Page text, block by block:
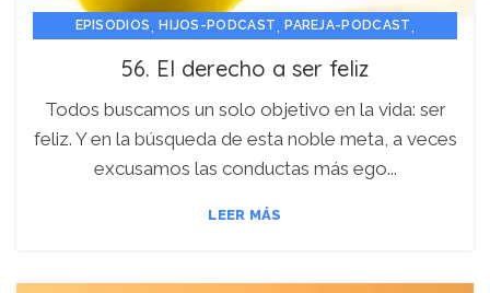
EPISODIOS ,HIJOS-PODCAST ,PAREJA-PODCAST
56. El derecho a ser feliz
Todos buscamos un solo objetivo en la vida: ser
feliz. Y en la búsqueda de esta noble meta, a veces
excusamos las conductas más ego...
LEER MÁS